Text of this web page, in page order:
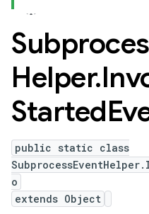
Helper.
Started
public static class
o
extends Object